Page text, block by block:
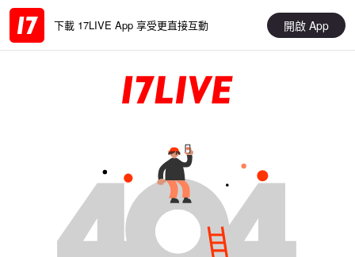
下載 17LIVE App 享受更直接互動 開啟 App